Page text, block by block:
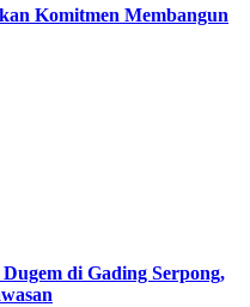
Komitmen Membangun
di Gading Serpong,